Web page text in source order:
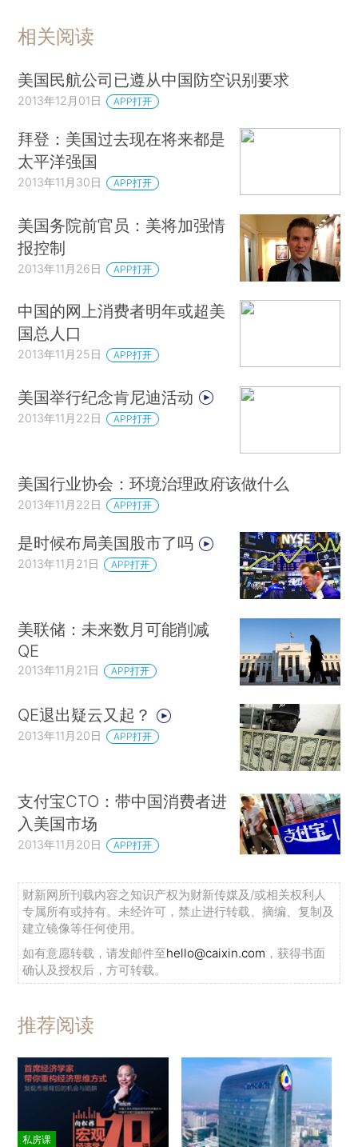
相关阅读
美国民航公司已遵从中国防空识别要求
2013年12月01日 APP打开
拜登：美国过去现在将来都是
太平洋强国
2013年11月30日 APP打开
美国务院前官员：美将加强情
报控制
2013年11月26日 APP打开
中国的网上消费者明年或超美
国总人口
2013年11月25日 APP打开
美国举行纪念肯尼迪活动
2013年11月22日 APP打开
美国行业协会：环境治理政府该做什么
2013年11月22日 APP打开
是时候布局美国股市了吗
2013年11月21日 APP打开
美联储：未来数月可能削减
QE
2013年11月21日 APP打开
QE退出疑云又起？
2013年11月20日 APP打开
支付宝CTO：带中国消费者进
入美国市场
2013年11月20日 APP打开
财新网所刊载内容之知识产权为财新传媒及/或相关权利人
专属所有或持有。未经许可，禁止进行转载、摘编、复制及
建立镜像等任何使用。
如有意愿转载，请发邮件至hello@caixin.com ，获得书面
确认及授权后，方可转载。
推荐阅读
私房课